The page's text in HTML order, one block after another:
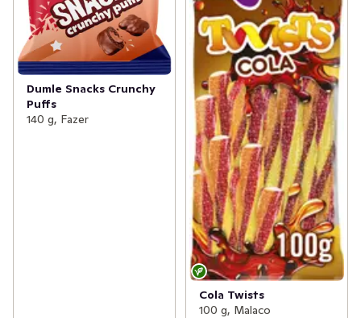
Dumle Snacks Crunchy
Puffs
140 g, Fazer
Cola Twists
100 g, Malaco